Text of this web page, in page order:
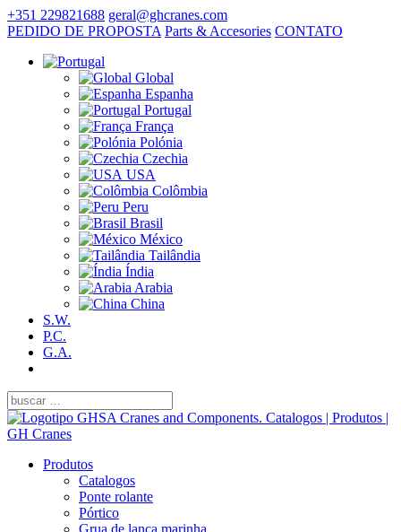
+351 229821688 geral@ghcranes.com
PEDIDO DE PROPOSTA Parts & Accesories CONTATO
Global
Espanha
Portugal
França
Polónia
Czechia
USA
Colômbia
Peru
Brasil
México
Tailândia
Índia
Arabia
China
S.W.
P.C.
G.A.
Produtos
Catalogos
Ponte rolante
Pórtico
Grua de lança marinha